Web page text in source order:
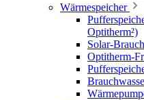
Wärmespeicher
Optitherm²)
Solar-
Optitherm-